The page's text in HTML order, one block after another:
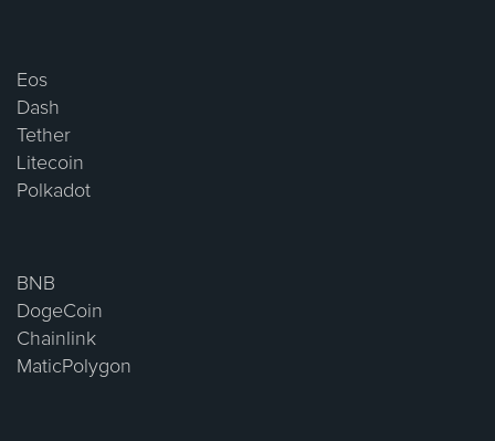
Eos
Dash
Tether
Litecoin
Polkadot
BNB
DogeCoin
Chainlink
MaticPolygon